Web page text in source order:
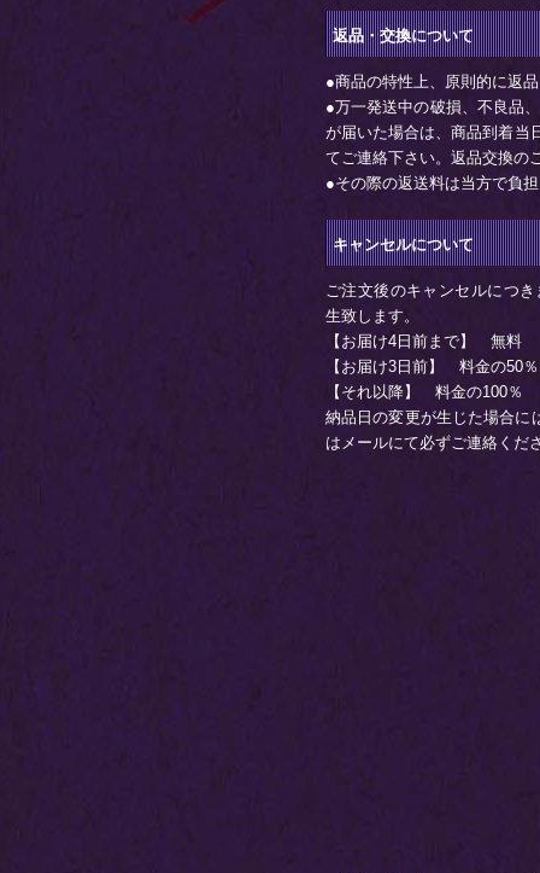
返品・交換について
●商品の特性上、原則的に返
●万一発送中の破損、不良品
が届いた場合は、商品到着当
てご連絡下さい。返品交換の
●その際の返送料は当方で負
キャンセルについて
ご注文後のキャンセルにつ
生致します。
【お届け4日前まで】 無料
【お届け3日前】 料金の50％
【それ以降】 料金の100％
納品日の変更が生じた場合に
はメールにて必ずご連絡くだ